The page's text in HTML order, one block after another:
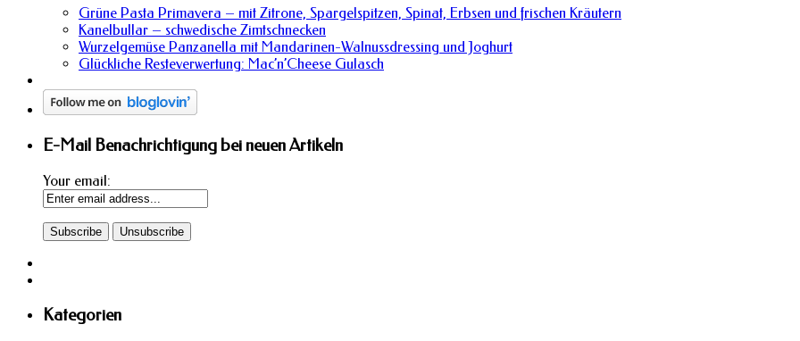
Grüne Pasta Primavera – mit Zitrone, Spargelspitzen, Spinat, Erbsen und frischen Kräutern
Kanelbullar – schwedische Zimtschnecken
Wurzelgemüse Panzanella mit Mandarinen-Walnussdressing und Joghurt
Glückliche Resteverwertung: Mac’n’Cheese Gulasch
E-Mail Benachrichtigung bei neuen Artikeln
Your email:
Kategorien